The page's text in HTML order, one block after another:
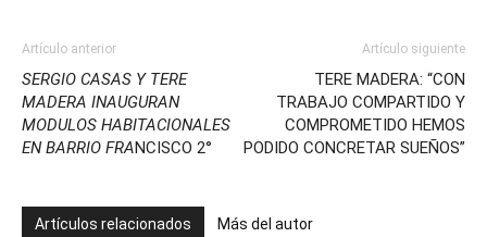
Artículo anterior
SERGIO CASAS Y TERE
MADERA INAUGURAN
MODULOS HABITACIONALES
EN BARRIO FRANCISCO 2°
Artículo siguiente
TERE MADERA: “CON
TRABAJO COMPARTIDO Y
COMPROMETIDO HEMOS
PODIDO CONCRETAR SUEÑOS”
Artículos relacionados Más del autor